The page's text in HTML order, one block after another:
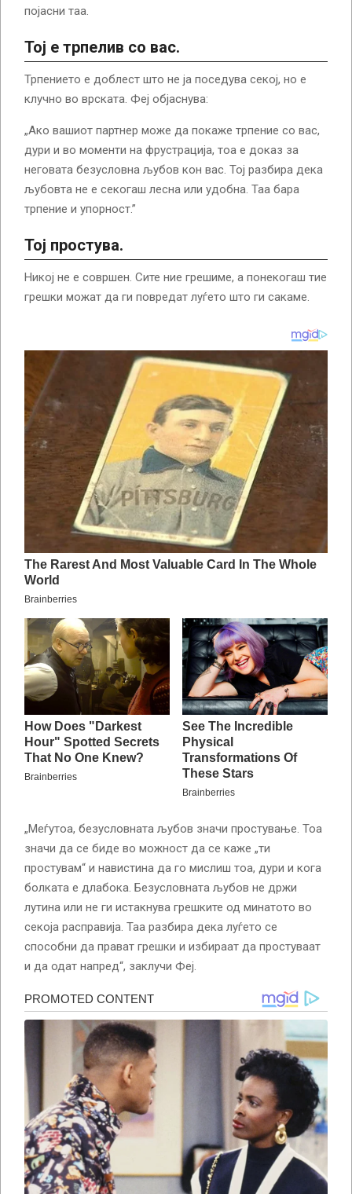
појасни таа.
Тој е трпелив со вас.
Трпението е доблест што не ја поседува секој, но е
клучно во врската. Феј објаснува:
„Ако вашиот партнер може да покаже трпение со вас,
дури и во моменти на фрустрација, тоа е доказ за
неговата безусловна љубов кон вас. Тој разбира дека
љубовта не е секогаш лесна или удобна. Таа бара
трпение и упорност.”
Тој простува.
Никој не е совршен. Сите ние грешиме, а понекогаш тие
грешки можат да ги повредат луѓето што ги сакаме.
„Меѓутоа, безусловната љубов значи простување. Тоа
значи да се биде во можност да се каже „ти
простувам“ и навистина да го мислиш тоа, дури и кога
болката е длабока. Безусловната љубов не држи
лутина или не ги истакнува грешките од минатото во
секоја расправија. Таа разбира дека луѓето се
способни да прават грешки и избираат да простуваат
и да одат напред“, заклучи Феј.